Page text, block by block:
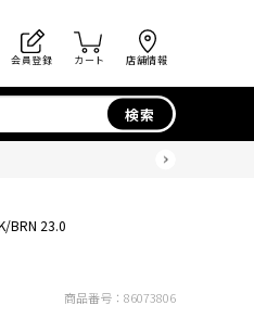
会員登録 カート 店舗情報
検索
BRN 23.0
商品番号： 86073806